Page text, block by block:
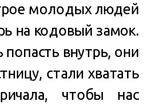
молодых людей
на кодовый замок.
внутрь, они
стали хватать
чтобы нас